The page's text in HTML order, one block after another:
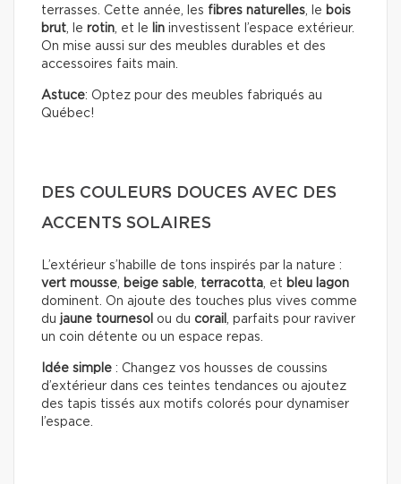
terrasses. Cette année, les fibres naturelles , le bois
brut , le rotin , et le lin investissent l’espace extérieur.
On mise aussi sur des meubles durables et des
accessoires faits main.
Astuce: Optez pour des meubles fabriqués au
Québec!
DES COULEURS DOUCES AVEC DES
ACCENTS SOLAIRES
L’extérieur s’habille de tons inspirés par la nature :
vert mousse
beige sable terracotta , et bleu lagon
dominent. On ajoute des touches plus vives comme
du jaune tournesol ou du corail
, parfaits pour raviver
un coin détente ou un espace repas.
Idée simple : Changez vos housses de coussins
d’extérieur dans ces teintes tendances ou ajoutez
des tapis tissés aux motifs colorés pour dynamiser
l’espace.